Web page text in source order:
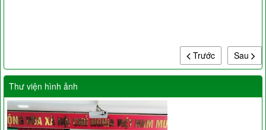
Sau
Trước
Thư viện hình ảnh